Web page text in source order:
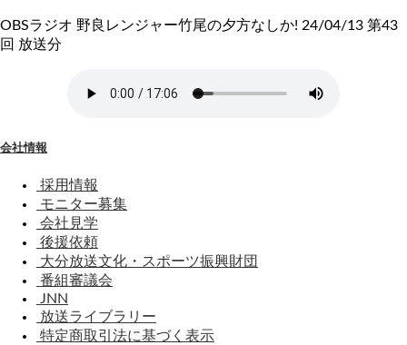
OBSラジオ 野良レンジャー竹尾の夕方なしか! 24/04/13 第43
回 放送分
会社情報
採用情報
モニター募集
会社見学
後援依頼
大分放送文化・スポーツ振興財団
番組審議会
JNN
放送ライブラリー
特定商取引法に基づく表示